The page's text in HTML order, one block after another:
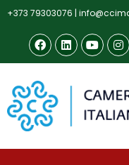
+373 79303076 |